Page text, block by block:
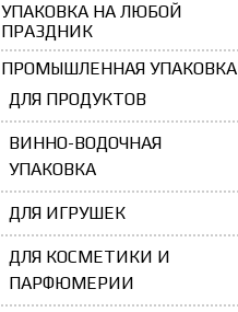
УПАКОВКА НА ЛЮБОЙ
ПРАЗДНИК
ПРОМЫШЛЕННАЯ УПАКОВКА
ДЛЯ ПРОДУКТОВ
ВИННО-ВОДОЧНАЯ
УПАКОВКА
ДЛЯ ИГРУШЕК
ДЛЯ КОСМЕТИКИ И
ПАРФЮМЕРИИ